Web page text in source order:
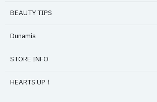
BEAUTY TIPS
Dunamis
STORE INFO
HEARTS UP！